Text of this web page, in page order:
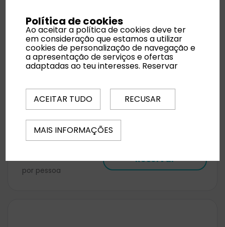
famoso cozido geotérmico.
A ilha oferece cascatas, miradouros
inesquecíveis, plantações de chá únicas na
Europa e piscinas naturais onde a água quente
se mistura com o mar.
e experiências autênticas, São Miguel é um
destino perfeito para quem ama aventura,
🌞🌿💧
por pessoa
Reservar
Política de cookies
Ao aceitar a política de cookies deve ter
em consideração que estamos a utilizar
cookies de personalização de navegação e
a apresentação de serviços e ofertas
adaptadas ao teu interesses. Reservar
ACEITAR TUDO RECUSAR
MAIS INFORMAÇÕES